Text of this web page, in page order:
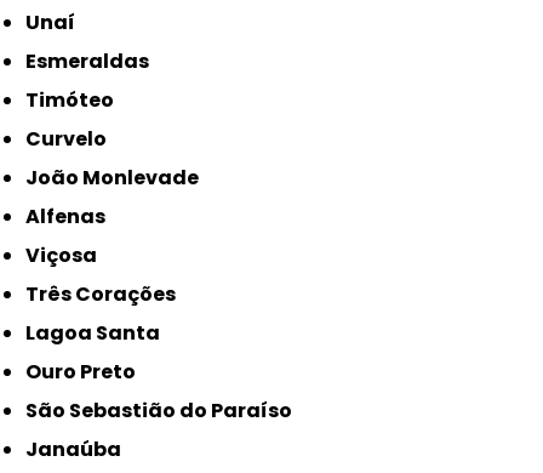
Unaí
Esmeraldas
Timóteo
Curvelo
João Monlevade
Alfenas
Viçosa
Três Corações
Lagoa Santa
Ouro Preto
São Sebastião do Paraíso
Janaúba